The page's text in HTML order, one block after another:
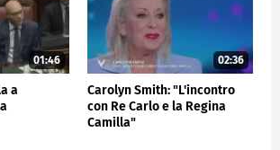
chieste notizie di Carlo,
grazie mille, non vede l'ora di
diversi impegni in vista di
per la prossima settimana
benigna.
01:46
a
02:36
Carolyn Smith: "L'incontro
con Re Carlo e la Regina
Camilla"